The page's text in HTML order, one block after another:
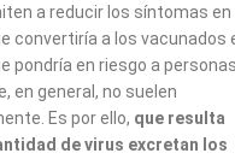
a reducir los síntomas en
convertiría a los vacunados
pondría en riesgo a
en general, no suelen
Es por ello, que resulta
de virus excretan los